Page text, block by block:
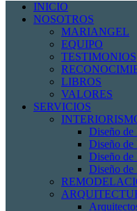
INICIO
NOSOTROS
MARIANGEL
EQUIPO
TESTIMONIOS
LIBROS
VALORES
SERVICIOS
Diseño de
Diseño de
Diseño de
Diseño de